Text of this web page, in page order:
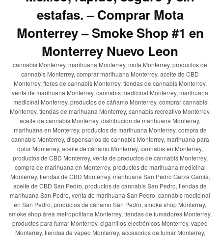
estafas. – Comprar Mota
Monterrey – Smoke Shop #1 en
Monterrey Nuevo Leon
cannabis Monterrey, marihuana Monterrey, mota Monterrey, productos de
cannabis Monterrey, comprar marihuana Monterrey, aceite de CBD
Monterrey, flores de cannabis Monterrey, tiendas de cannabis Monterrey,
venta de marihuana Monterrey, cannabis medicinal Monterrey, marihuana
medicinal Monterrey, productos de cáñamo Monterrey, comprar cannabis
Monterrey, tiendas de marihuana Monterrey, cannabis recreativo Monterrey,
aceite de cannabis Monterrey, distribución de marihuana Monterrey,
marihuana en Monterrey, productos de marihuana Monterrey, compra de
cannabis Monterrey, dispensarios de cannabis Monterrey, marihuana para
dolor Monterrey, aceite de cáñamo Monterrey, cannabis en Monterrey,
productos de CBD Monterrey, venta de productos de cannabis Monterrey,
compra de marihuana en Monterrey, productos de marihuana medicinal
Monterrey, tiendas de CBD Monterrey, marihuana San Pedro Garza García,
aceite de CBD San Pedro, productos de cannabis San Pedro, tiendas de
marihuana San Pedro, venta de marihuana San Pedro, cannabis medicinal
en San Pedro, productos de cáñamo San Pedro, smoke shop Monterrey,
smoke shop área metropolitana Monterrey, tiendas de fumadores Monterrey,
productos para fumar Monterrey, cigarrillos electrónicos Monterrey, vapeo
Monterrey, tiendas de vapeo Monterrey, accesorios de fumar Monterrey,